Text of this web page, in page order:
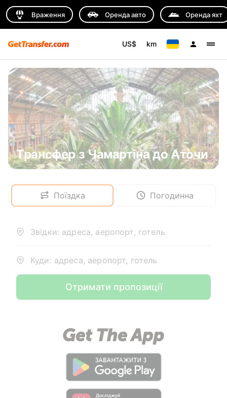
Враження Оренда авто Оренда яхт
US$ km
Трансфер з Чамартіна до Аточи
Поїздка Погодинна
Звідки: адреса, аеропорт, готель
Куди: адреса, аеропорт, готель
Отримати пропозиції